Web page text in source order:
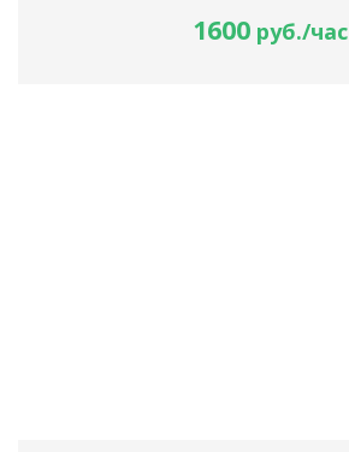
1600руб./час